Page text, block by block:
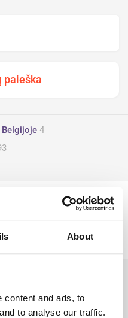
About
content and ads, to
to analyse our traffic.
Belgijoje 4